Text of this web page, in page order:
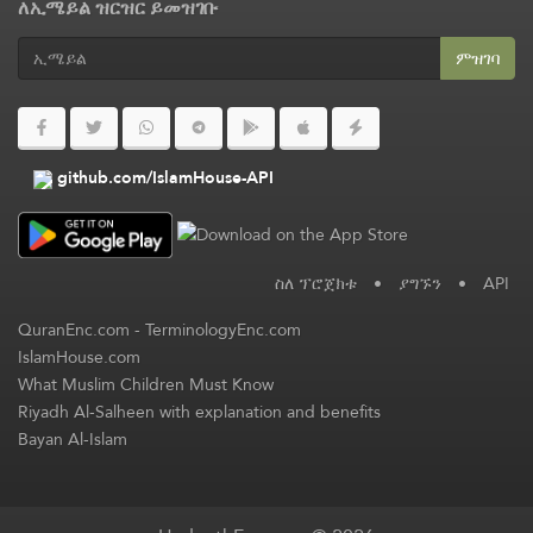
ለኢሜይል ዝርዝር ይመዝገቡ
ምዝገባ
github.com/IslamHouse-API
ስለ ፕሮጀክቱ • ያግኙን • API
QuranEnc.com-TerminologyEnc.com
IslamHouse.com
What Muslim Children Must Know
Riyadh Al-Salheen with explanation and benefits
Bayan Al-Islam